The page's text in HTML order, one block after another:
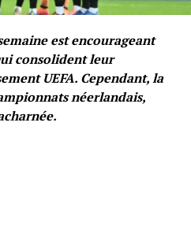
est encourageant
consolident leur
UEFA. Cependant, la
néerlandais,